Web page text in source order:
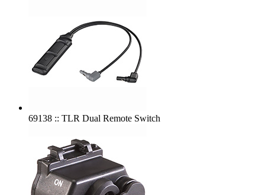
69138 :: TLR Dual Remote Switch